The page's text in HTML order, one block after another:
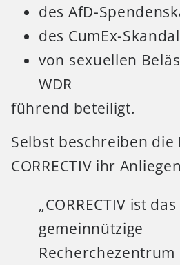
des AfD-
des CumEx-
von sexuellen
WDR
führend beteiligt.
Selbst beschreiben die
CORRECTIV ihr
„CORRECTIV ist
gemeinnützige
Recherchezentrum